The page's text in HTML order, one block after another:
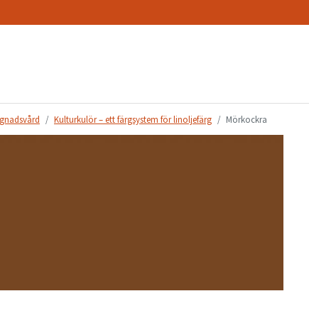
Kulturkulör – ett färgsystem för linoljefärg Mörkockra